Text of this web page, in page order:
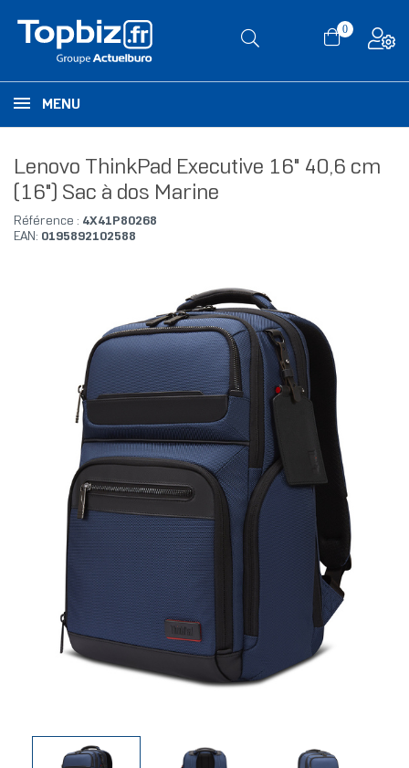
0
MENU
Lenovo ThinkPad Executive 16" 40,6 cm
(16") Sac à dos Marine
Référence : 4X41P80268
EAN: 0195892102588